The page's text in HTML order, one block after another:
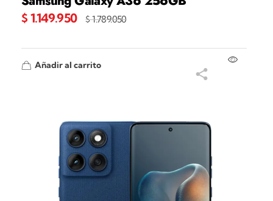
$ 1.149.950 $1.789.050
Añadir al carrito